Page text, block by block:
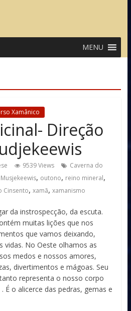
MENU
Xamânico
Direção
9539 Views
Caverna do
Musjekeewis, outono, reino mineral,
Cinsento, xamã, xamanismo
da instrospecção, da escuta.
muitas lições que nos
que vamos deixando,
vidas. No Oeste olhamos as
medos e nossos amores,
divertimentos e mágoas. Seu
representa o nosso corpo
É o alicerce das pedras, gemas e